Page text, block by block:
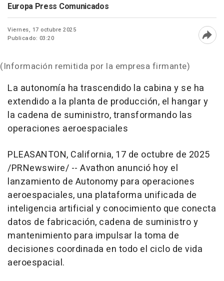
Europa Press Comunicados
Viernes, 17 octubre 2025
Publicado: 03:20
(Información remitida por la empresa firmante)
La autonomía ha trascendido la cabina y se ha
extendido a la planta de producción, el hangar y
la cadena de suministro, transformando las
operaciones aeroespaciales
PLEASANTON, California, 17 de octubre de 2025
/PRNewswire/ -- Avathon anunció hoy el
lanzamiento de Autonomy para operaciones
aeroespaciales, una plataforma unificada de
inteligencia artificial y conocimiento que conecta
datos de fabricación, cadena de suministro y
mantenimiento para impulsar la toma de
decisiones coordinada en todo el ciclo de vida
aeroespacial.